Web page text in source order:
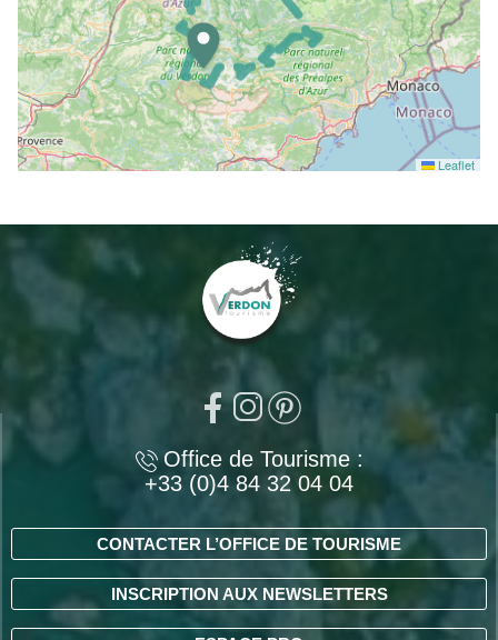
Leaflet
Office de Tourisme :
+33 (0)4 84 32 04 04
CONTACTER L’OFFICE DE TOURISME
INSCRIPTION AUX NEWSLETTERS